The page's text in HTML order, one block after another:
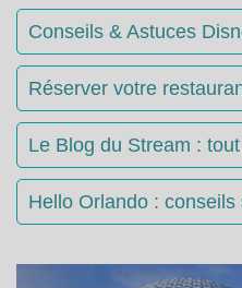
Conseils & Astuces
Réserver votre
Le Blog du Stream :
Hello Orlando :